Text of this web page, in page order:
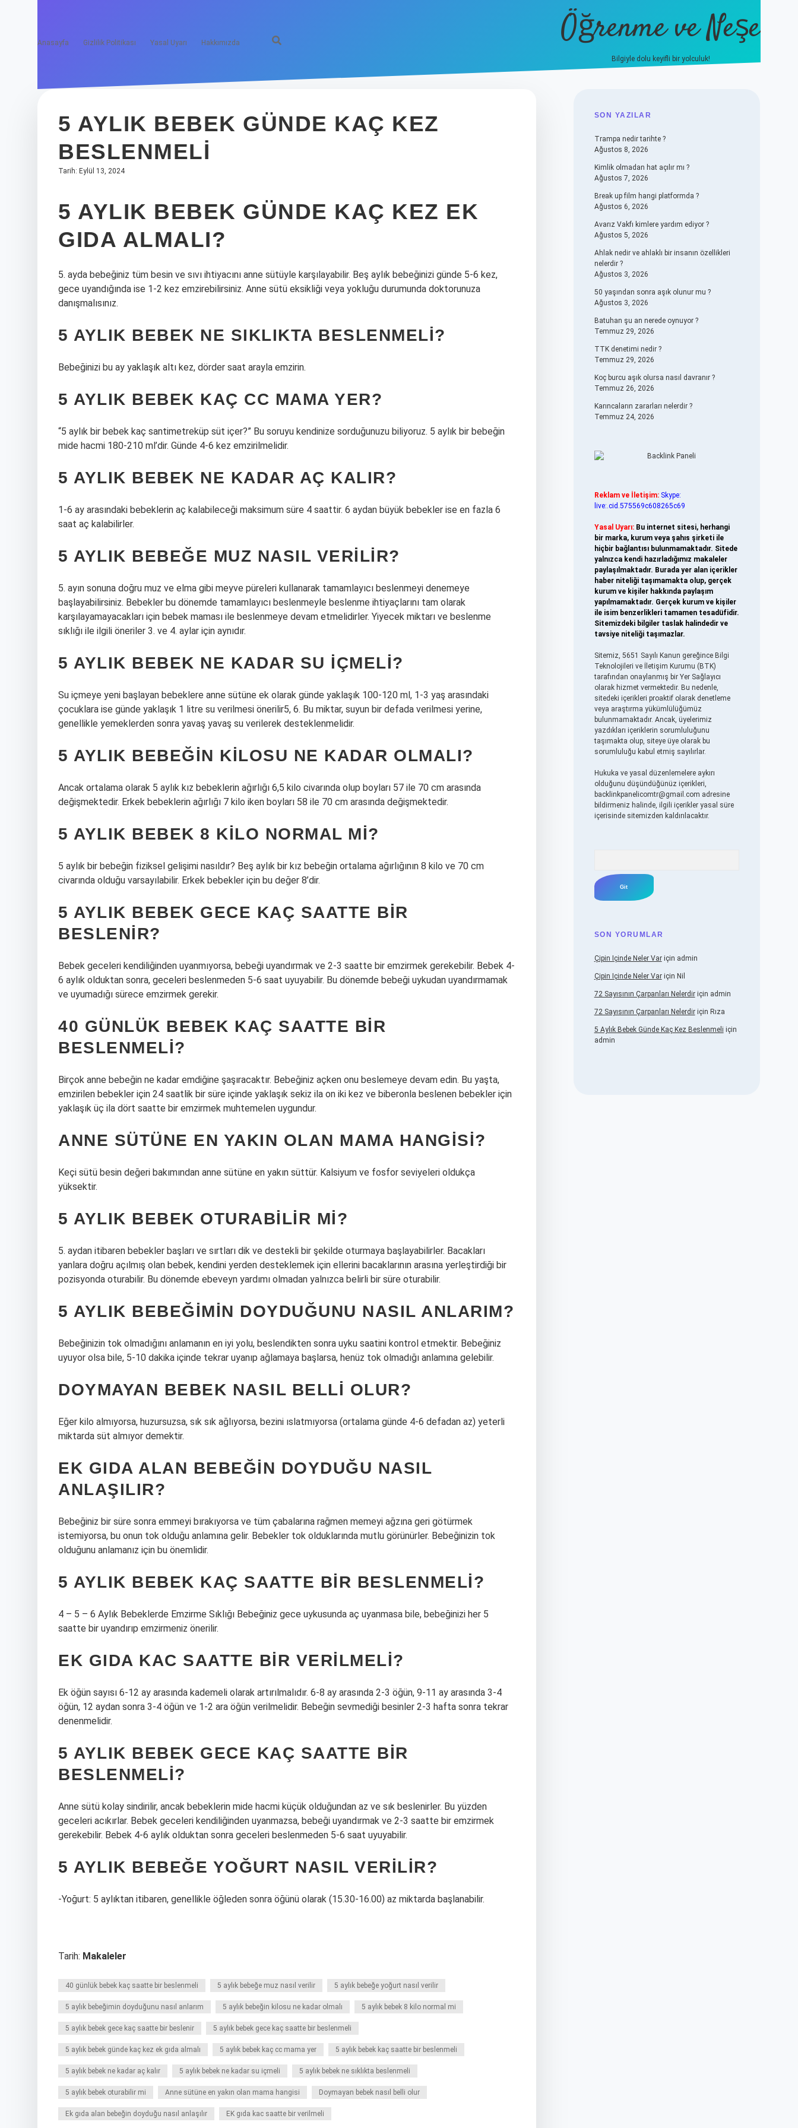
Anasayfa Gizlilik Politikası Yasal Uyarı Hakkımızda Öğrenme ve Neşe
Bilgiyle dolu keyifli bir yolculuk!
5 AYLIK BEBEK GÜNDE KAÇ KEZ
BESLENMELI
Tarih: Eylül 13, 2024
5 AYLIK BEBEK GÜNDE KAÇ KEZ EK
GIDA ALMALI?
5. ayda bebeğiniz tüm besin ve sıvı ihtiyacını anne sütüyle karşılayabilir. Beş aylık bebeğinizi günde 5-6 kez,
gece uyandığında ise 1-2 kez emzirebilirsiniz. Anne sütü eksikliği veya yokluğu durumunda doktorunuza
danışmalısınız.
5 AYLIK BEBEK NE SIKLIKTA BESLENMELI?
Bebeğinizi bu ay yaklaşık altı kez, dörder saat arayla emzirin.
5 AYLIK BEBEK KAÇ CC MAMA YER?
“5 aylık bir bebek kaç santimetreküp süt içer?” Bu soruyu kendinize sorduğunuzu biliyoruz. 5 aylık bir bebeğin
mide hacmi 180-210 ml’dir. Günde 4-6 kez emzirilmelidir.
5 AYLIK BEBEK NE KADAR AÇ KALIR?
1-6 ay arasındaki bebeklerin aç kalabileceği maksimum süre 4 saattir. 6 aydan büyük bebekler ise en fazla 6
saat aç kalabilirler.
5 AYLIK BEBEĞE MUZ NASIL VERILIR?
5. ayın sonuna doğru muz ve elma gibi meyve püreleri kullanarak tamamlayıcı beslenmeyi denemeye
başlayabilirsiniz. Bebekler bu dönemde tamamlayıcı beslenmeyle beslenme ihtiyaçlarını tam olarak
karşılayamayacakları için bebek maması ile beslenmeye devam etmelidirler. Yiyecek miktarı ve beslenme
sıklığı ile ilgili öneriler 3. ve 4. aylar için aynıdır.
5 AYLIK BEBEK NE KADAR SU IÇMELI?
Su içmeye yeni başlayan bebeklere anne sütüne ek olarak günde yaklaşık 100-120 ml, 1-3 yaş arasındaki
çocuklara ise günde yaklaşık 1 litre su verilmesi önerilir5, 6. Bu miktar, suyun bir defada verilmesi yerine,
genellikle yemeklerden sonra yavaş yavaş su verilerek desteklenmelidir.
5 AYLIK BEBEĞIN KILOSU NE KADAR OLMALI?
Ancak ortalama olarak 5 aylık kız bebeklerin ağırlığı 6,5 kilo civarında olup boyları 57 ile 70 cm arasında
değişmektedir. Erkek bebeklerin ağırlığı 7 kilo iken boyları 58 ile 70 cm arasında değişmektedir.
5 AYLIK BEBEK 8 KILO NORMAL MI?
5 aylık bir bebeğin fiziksel gelişimi nasıldır? Beş aylık bir kız bebeğin ortalama ağırlığının 8 kilo ve 70 cm
civarında olduğu varsayılabilir. Erkek bebekler için bu değer 8’dir.
5 AYLIK BEBEK GECE KAÇ SAATTE BIR
BESLENIR?
Bebek geceleri kendiliğinden uyanmıyorsa, bebeği uyandırmak ve 2-3 saatte bir emzirmek gerekebilir. Bebek 4-
6 aylık olduktan sonra, geceleri beslenmeden 5-6 saat uyuyabilir. Bu dönemde bebeği uykudan uyandırmamak
ve uyumadığı sürece emzirmek gerekir.
40 GÜNLÜK BEBEK KAÇ SAATTE BIR
BESLENMELI?
Birçok anne bebeğin ne kadar emdiğine şaşıracaktır. Bebeğiniz açken onu beslemeye devam edin. Bu yaşta,
emzirilen bebekler için 24 saatlik bir süre içinde yaklaşık sekiz ila on iki kez ve biberonla beslenen bebekler için
yaklaşık üç ila dört saatte bir emzirmek muhtemelen uygundur.
ANNE SÜTÜNE EN YAKIN OLAN MAMA HANGISI?
Keçi sütü besin değeri bakımından anne sütüne en yakın süttür. Kalsiyum ve fosfor seviyeleri oldukça
yüksektir.
5 AYLIK BEBEK OTURABILIR MI?
5. aydan itibaren bebekler başları ve sırtları dik ve destekli bir şekilde oturmaya başlayabilirler. Bacakları
yanlara doğru açılmış olan bebek, kendini yerden desteklemek için ellerini bacaklarının arasına yerleştirdiği bir
pozisyonda oturabilir. Bu dönemde ebeveyn yardımı olmadan yalnızca belirli bir süre oturabilir.
5 AYLIK BEBEĞIMIN DOYDUĞUNU NASIL ANLARIM?
Bebeğinizin tok olmadığını anlamanın en iyi yolu, beslendikten sonra uyku saatini kontrol etmektir. Bebeğiniz
uyuyor olsa bile, 5-10 dakika içinde tekrar uyanıp ağlamaya başlarsa, henüz tok olmadığı anlamına gelebilir.
DOYMAYAN BEBEK NASIL BELLI OLUR?
Eğer kilo almıyorsa, huzursuzsa, sık sık ağlıyorsa, bezini ıslatmıyorsa (ortalama günde 4-6 defadan az) yeterli
miktarda süt almıyor demektir.
EK GIDA ALAN BEBEĞIN DOYDUĞU NASIL
ANLAŞILIR?
Bebeğiniz bir süre sonra emmeyi bırakıyorsa ve tüm çabalarına rağmen memeyi ağzına geri götürmek
istemiyorsa, bu onun tok olduğu anlamına gelir. Bebekler tok olduklarında mutlu görünürler. Bebeğinizin tok
olduğunu anlamanız için bu önemlidir.
5 AYLIK BEBEK KAÇ SAATTE BIR BESLENMELI?
4 – 5 – 6 Aylık Bebeklerde Emzirme Sıklığı Bebeğiniz gece uykusunda aç uyanmasa bile, bebeğinizi her 5
saatte bir uyandırıp emzirmeniz önerilir.
EK GIDA KAC SAATTE BIR VERILMELI?
Ek öğün sayısı 6-12 ay arasında kademeli olarak artırılmalıdır. 6-8 ay arasında 2-3 öğün, 9-11 ay arasında 3-4
öğün, 12 aydan sonra 3-4 öğün ve 1-2 ara öğün verilmelidir. Bebeğin sevmediği besinler 2-3 hafta sonra tekrar
denenmelidir.
5 AYLIK BEBEK GECE KAÇ SAATTE BIR
BESLENMELI?
Anne sütü kolay sindirilir, ancak bebeklerin mide hacmi küçük olduğundan az ve sık beslenirler. Bu yüzden
geceleri acıkırlar. Bebek geceleri kendiliğinden uyanmazsa, bebeği uyandırmak ve 2-3 saatte bir emzirmek
gerekebilir. Bebek 4-6 aylık olduktan sonra geceleri beslenmeden 5-6 saat uyuyabilir.
5 AYLIK BEBEĞE YOĞURT NASIL VERILIR?
-Yoğurt: 5 aylıktan itibaren, genellikle öğleden sonra öğünü olarak (15.30-16.00) az miktarda başlanabilir.
Tarih: Makaleler
40 günlük bebek kaç saatte bir beslenmeli 5 aylık bebeğe muz nasıl verilir 5 aylık bebeğe yoğurt nasıl verilir
5 aylık bebeğimin doyduğunu nasıl anlarım 5 aylık bebeğin kilosu ne kadar olmalı 5 aylık bebek 8 kilo normal mi
5 aylık bebek gece kaç saatte bir beslenir 5 aylık bebek gece kaç saatte bir beslenmeli
5 aylık bebek günde kaç kez ek gıda almalı 5 aylık bebek kaç cc mama yer 5 aylık bebek kaç saatte bir beslenmeli
5 aylık bebek ne kadar aç kalır 5 aylık bebek ne kadar su içmeli 5 aylık bebek ne sıklıkta beslenmeli
5 aylık bebek oturabilir mi Anne sütüne en yakın olan mama hangisi Doymayan bebek nasıl belli olur
Ek gıda alan bebeğin doyduğu nasıl anlaşılır EK gıda kac saatte bir verilmeli
SIDEBAR
SON YAZILAR
Trampa nedir tarihte ?
Ağustos 8, 2026
Kimlik olmadan hat açılır mı ?
Ağustos 7, 2026
Break up film hangi platformda ?
Ağustos 6, 2026
Avarız Vakfı kimlere yardım ediyor ?
Ağustos 5, 2026
Ahlak nedir ve ahlaklı bir insanın özellikleri
nelerdir ?
Ağustos 3, 2026
50 yaşından sonra aşık olunur mu ?
Ağustos 3, 2026
Batuhan şu an nerede oynuyor ?
Temmuz 29, 2026
TTK denetimi nedir ?
Temmuz 29, 2026
Koç burcu aşık olursa nasıl davranır ?
Temmuz 26, 2026
Karıncaların zararları nelerdir ?
Temmuz 24, 2026
Reklam ve İletişim: Skype:
live:.cid.575569c608265c69
Yasal Uyarı: Bu internet sitesi, herhangi
bir marka, kurum veya şahıs şirketi ile
hiçbir bağlantısı bulunmamaktadır. Sitede
yalnızca kendi hazırladığımız makaleler
paylaşılmaktadır. Burada yer alan içerikler
haber niteliği taşımamakta olup, gerçek
kurum ve kişiler hakkında paylaşım
yapılmamaktadır. Gerçek kurum ve kişiler
ile isim benzerlikleri tamamen tesadüfidir.
Sitemizdeki bilgiler taslak halindedir ve
tavsiye niteliği taşımazlar.
Sitemiz, 5651 Sayılı Kanun gereğince Bilgi
Teknolojileri ve İletişim Kurumu (BTK)
tarafından onaylanmış bir Yer Sağlayıcı
olarak hizmet vermektedir. Bu nedenle,
sitedeki içerikleri proaktif olarak denetleme
veya araştırma yükümlülüğümüz
bulunmamaktadır. Ancak, üyelerimiz
yazdıkları içeriklerin sorumluluğunu
taşımakta olup, siteye üye olarak bu
sorumluluğu kabul etmiş sayılırlar.
Hukuka ve yasal düzenlemelere aykırı
olduğunu düşündüğünüz içerikleri,
backlinkpanelicomtr@gmail.com adresine
bildirmeniz halinde, ilgili içerikler yasal süre
içerisinde sitemizden kaldırılacaktır.
SON YORUMLAR
Çipin Içinde Neler Variçin admin
Çipin Içinde Neler Variçin Nil
72 Sayısının Çarpanları Nelerdiriçin admin
72 Sayısının Çarpanları Nelerdiriçin Rıza
5 Aylık Bebek Günde Kaç Kez Beslenmeli için
admin